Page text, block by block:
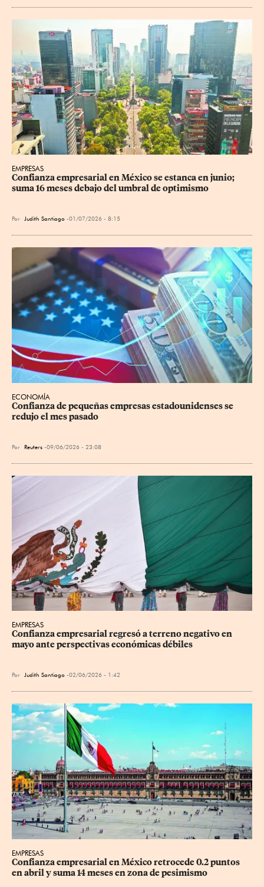
EMPRESAS
Confianza empresarial en México se estanca en junio;
suma 16 meses debajo del umbral de optimismo
Por Judith Santiago 01/07/2026 - 8:15
ECONOMÍA
Confianza de pequeñas empresas estadounidenses se
redujo el mes pasado
Por Reuters 09/06/2026 - 23:08
EMPRESAS
Confianza empresarial regresó a terreno negativo en
mayo ante perspectivas económicas débiles
Por Judith Santiago 02/06/2026 - 1:42
EMPRESAS
Confianza empresarial en México retrocede 0.2 puntos
en abril y suma 14 meses en zona de pesimismo